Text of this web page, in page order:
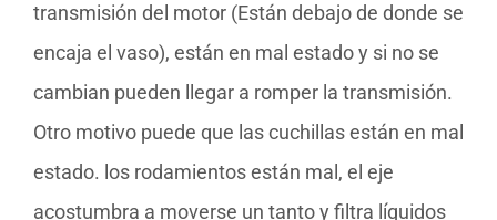
transmisión del motor (Están debajo de donde se
encaja el vaso), están en mal estado y si no se
cambian pueden llegar a romper la transmisión.
Otro motivo puede que las cuchillas están en mal
estado. los rodamientos están mal, el eje
acostumbra a moverse un tanto y filtra líquidos